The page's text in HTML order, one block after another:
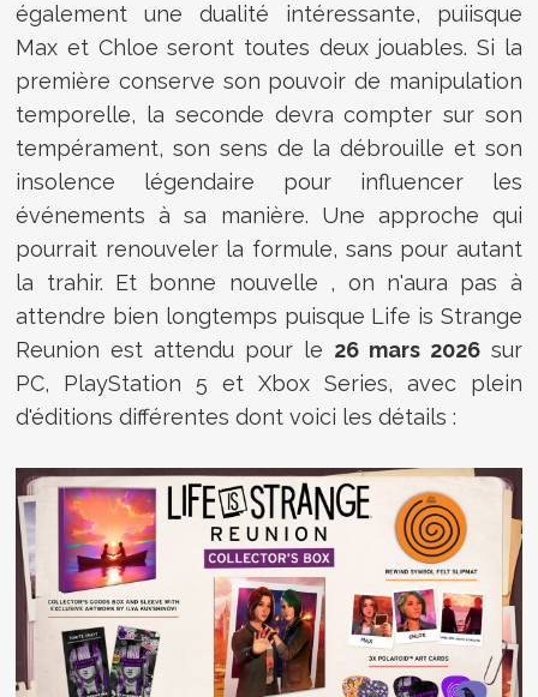
également une dualité intéressante, puiisque
Max et Chloe seront toutes deux jouables. Si la
première conserve son pouvoir de manipulation
temporelle, la seconde devra compter sur son
tempérament, son sens de la débrouille et son
insolence légendaire pour influencer les
événements à sa manière. Une approche qui
pourrait renouveler la formule, sans pour autant
la trahir. Et bonne nouvelle , on n'aura pas à
attendre bien longtemps puisque Life is Strange
Reunion est attendu pour le 26 mars 2026sur
PC, PlayStation 5 et Xbox Series, avec plein
d'éditions différentes dont voici les détails :